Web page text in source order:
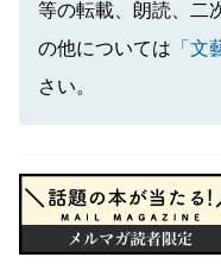
等の転載、朗読、二
の他については 「文
さい。